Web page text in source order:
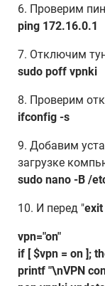
6. Проверим
ping 172.16.0.1
7. Отключим
sudo poff vpnki
8. Проверим
ifconfig -s
9. Добавим
загрузке
sudo nano -B /
10. И перед "exit
vpn="on"
if [ $vpn = on ];
printf "\nVPN